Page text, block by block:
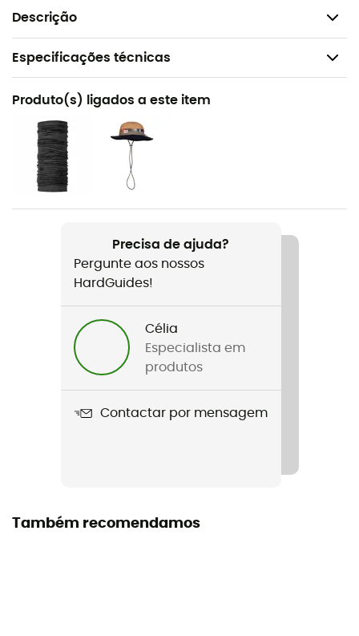
Descrição
Peso: 430 g
Especificações técnicas
Recomendado para
Caminhada / Ski de montanha / Trekking / O dia a dia
Género
Homem
Peso
Nome do produto
San Martino Pant
Impermeabilidade
Water-repellent
Sim
Produto(s) ligados a este item
Precisa de ajuda?
Pergunte aos nossos
HardGuides!
Célia
Especialista em
produtos
Contactar por mensagem
Também recomendamos